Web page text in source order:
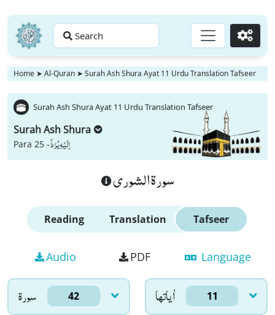
Search Go
Home ➤ Al-Quran ➤ Surah Ash Shura Ayat 11 Urdu Translation Tafseer
Surah Ash Shura Ayat 11 Urdu Translation Tafseer
Surah Ash Shura
Para 25 -اِلَیْهِ یُرَدُّ
سورة الشورى
Reading Translation Tafseer
Audio PDF Language
سورۃ 42 اٰياتها 11